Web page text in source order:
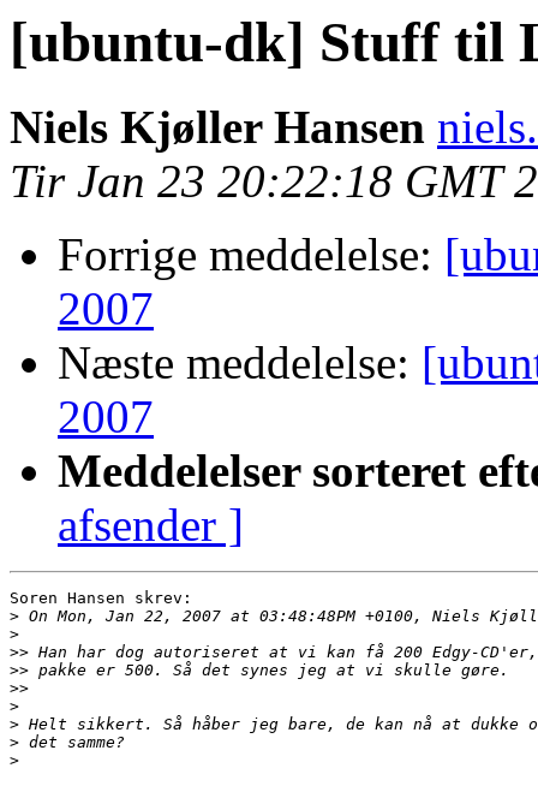
[ubuntu-dk] Stuff til
Niels Kjøller Hansen
Tir Jan 23 20:22:18 GMT
Forrige meddelelse:
2007
Næste meddelelse:
2007
Meddelelser sorteret
afsender ]
Soren Hansen skrev:
>
>
>>
>>
>>
>
>
>
>